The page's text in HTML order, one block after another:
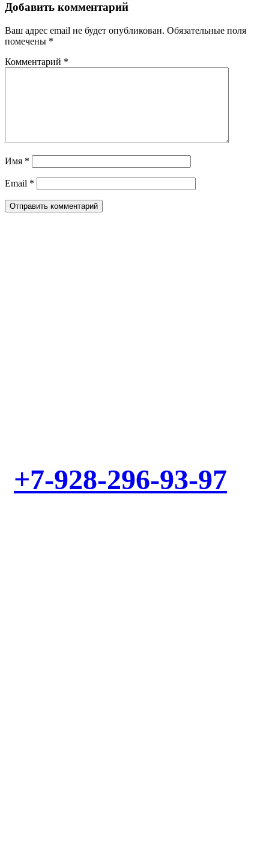
Добавить комментарий
Ваш адрес email не будет опубликован. Обязательные поля
помечены *
Комментарий *
Имя *
Email *
+7-928-296-93-97